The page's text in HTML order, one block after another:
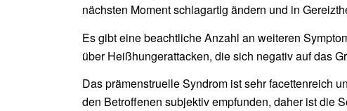
nächsten Moment schlagartig ändern und in
Es gibt eine beachtliche Anzahl an weiteren
über Heißhungerattacken, die sich negativ auf das
Das prämenstruelle Syndrom ist sehr facettenreich
den Betroffenen subjektiv empfunden, daher ist die